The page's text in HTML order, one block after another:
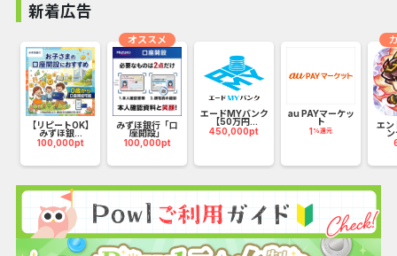
新着広告
【リピートOK】
みずほ銀...
100,000pt
みずほ銀行「口
座開設」
100,000pt
オススメ
エードMYバンク
【50万円...
450,000pt
au PAYマーケッ
ト
1%還元
エン